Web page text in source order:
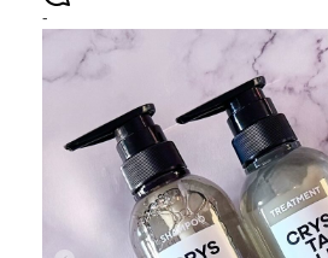
-